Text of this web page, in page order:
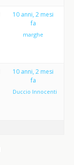
10 anni, 2 mesi
fa
marghe
10 anni, 2 mesi
fa
Duccio Innocenti